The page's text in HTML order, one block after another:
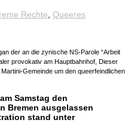
Rechte
Queeres
der an die zynische NS-Parole “Arbeit
provokativ am Hauptbahnhof, Dieser
Gemeinde um den queerfeindlichen
Samstag den
Bremen ausgelassen
stand unter